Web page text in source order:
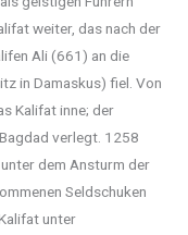
weiter, das nach der
Ali (661) an die
in Damaskus) fiel. Von
Kalifat inne; der
verlegt. 1258
dem Ansturm der
Seldschuken
unter